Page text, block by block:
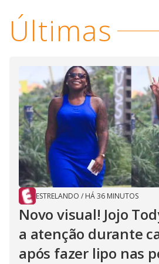
y
V
i
d
e
o
Últimas
ESTRELANDO / HÁ 36 MINUTOS
Novo visual! Jojo
a atenção durante
após fazer lipo nas